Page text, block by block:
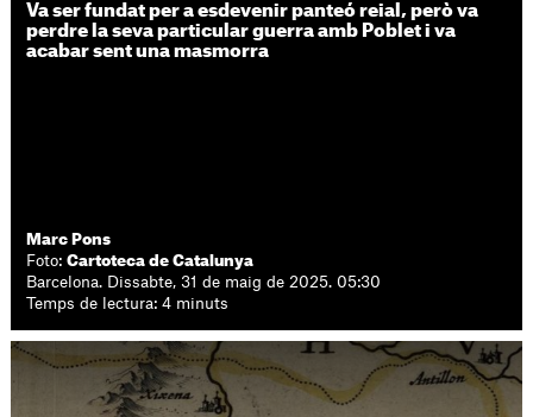
Va ser fundat per a esdevenir panteó reial, però va
perdre la seva particular guerra amb Poblet i va
acabar sent una masmorra
Marc Pons
Foto:Cartoteca de Catalunya
Barcelona. Dissabte, 31 de maig de 2025. 05:30
Temps de lectura: 4 minuts